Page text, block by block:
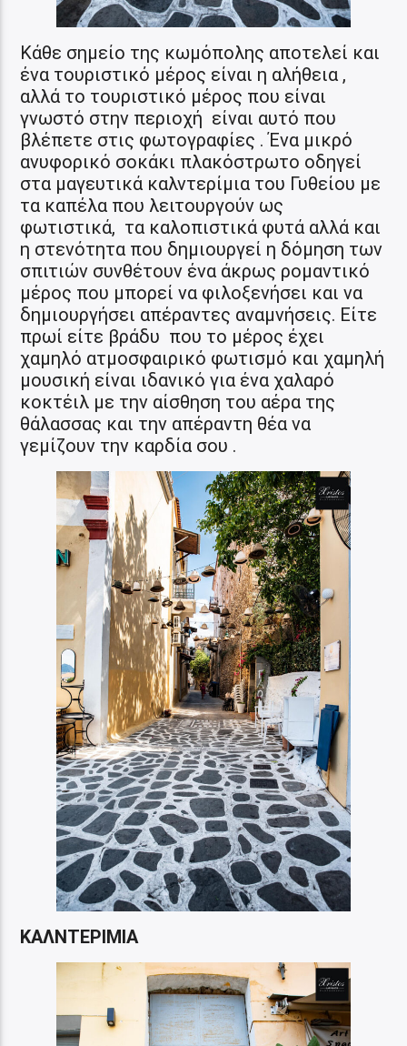
Κάθε σημείο της κωμόπολης αποτελεί και
ένα τουριστικό μέρος είναι η αλήθεια ,
αλλά το τουριστικό μέρος που είναι
γνωστό στην περιοχή είναι αυτό που
βλέπετε στις φωτογραφίες . Ένα μικρό
ανυφορικό σοκάκι πλακόστρωτο οδηγεί
στα μαγευτικά καλντερίμια του Γυθείου με
τα καπέλα που λειτουργούν ως
φωτιστικά, τα καλοπιστικά φυτά αλλά και
η στενότητα που δημιουργεί η δόμηση των
σπιτιών συνθέτουν ένα άκρως ρομαντικό
μέρος που μπορεί να φιλοξενήσει και να
δημιουργήσει απέραντες αναμνήσεις. Είτε
πρωί είτε βράδυ που το μέρος έχει
χαμηλό ατμοσφαιρικό φωτισμό και χαμηλή
μουσική είναι ιδανικό για ένα χαλαρό
κοκτέιλ με την αίσθηση του αέρα της
θάλασσας και την απέραντη θέα να
γεμίζουν την καρδία σου .
ΚΑΛΝΤΕΡΙΜΙΑ